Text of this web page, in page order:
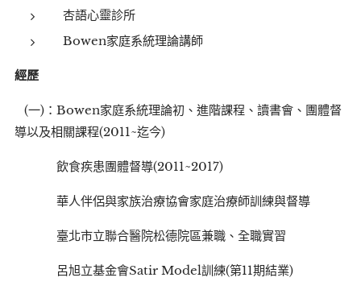
杏語心靈診所
Bowen家庭系統理論講師
經歷
(一)：Bowen家庭系統理論初、進階課程、讀書會、團體督
導以及相關課程(2011~迄今)
飲食疾患團體督導(2011~2017)
華人伴侶與家族治療協會家庭治療師訓練與督導
臺北市立聯合醫院松德院區兼職、全職實習
呂旭立基金會Satir Model訓練(第11期結業)